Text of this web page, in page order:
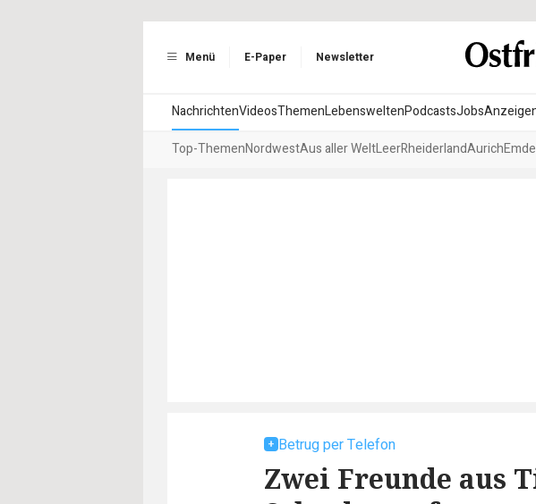
Menü E-Paper Newsletter
NachrichtenVideosThemenLebensweltenPodcastsJobs
Top-ThemenNordwestAus aller WeltLeerRheiderlandAurich
Betrug per Telefon
Zwei Freunde aus